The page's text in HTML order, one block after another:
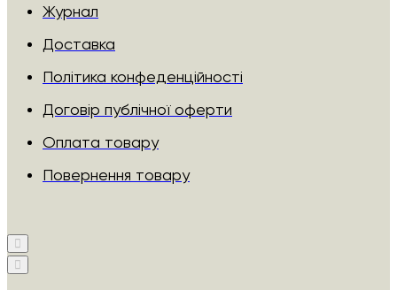
Журнал
Доставка
Політика конфеденційності
Договір публічної оферти
Оплата товару
Повернення товару